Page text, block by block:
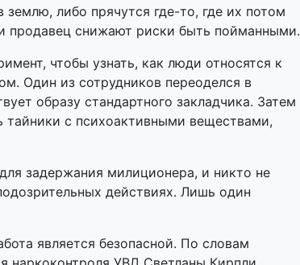
либо прячутся где-то, где их потом
продавец снижают риски быть пойманными.
чтобы узнать, как люди относятся к
Один из сотрудников переоделся в
образу стандартного закладчика. Затем
тайники с психоактивными веществами,
задержания милиционера, и никто не
действиях. Лишь один
является безопасной. По словам